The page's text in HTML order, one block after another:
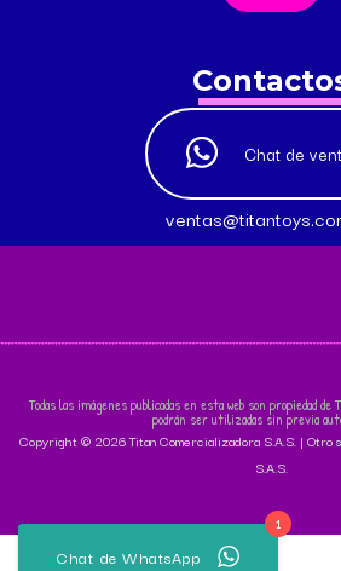
Chat de
Todas las imágenes publicadas en esta web son propiedad
podrán ser utilizadas sin previa
Copyright © 2026 Titan Comercializadora S.A.S. | Otro
S.A.S.
1
Chat de WhatsApp